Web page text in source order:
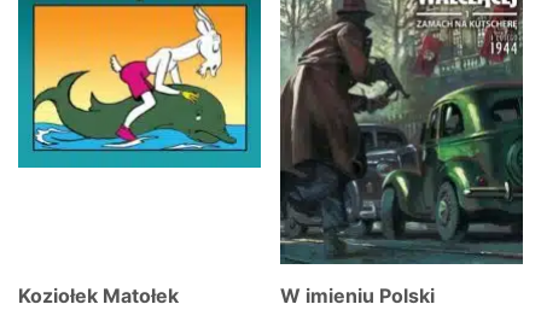
Koziołek Matołek
W imieniu Polski